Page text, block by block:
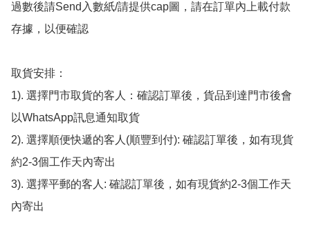
過數後請Send入數紙/請提供cap圖，請在訂單內上載付款
存據，以便確認
取貨安排：
1). 選擇門市取貨的客人：確認訂單後，貨品到達門市後會
以WhatsApp訊息通知取貨
2). 選擇順便快遞的客人(順豐到付): 確認訂單後，如有現貨
約2-3個工作天內寄出
3). 選擇平郵的客人: 確認訂單後，如有現貨約2-3個工作天
內寄出